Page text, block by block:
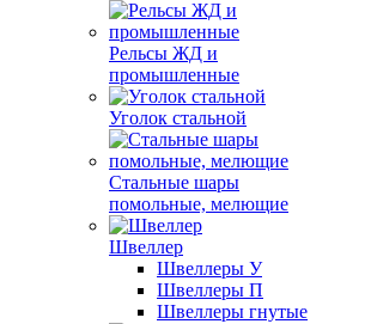
Рельсы ЖД и
промышленные
Уголок стальной
Стальные шары
помольные, мелющие
Швеллер
Швеллеры У
Швеллеры П
Швеллеры гнутые